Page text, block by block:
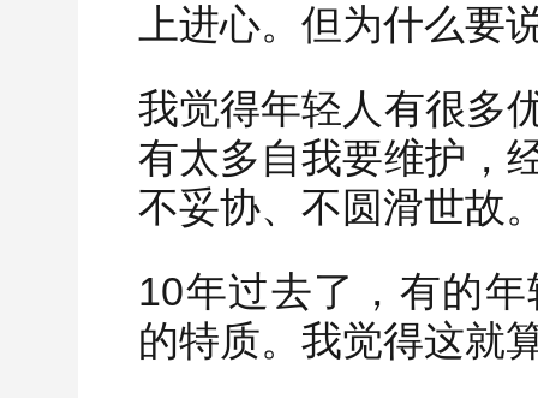
上进心。但为什么要
我觉得年轻人有很多
有太多自我要维护，
不妥协、不圆滑世故
10年过去了，有的
的特质。我觉得这就